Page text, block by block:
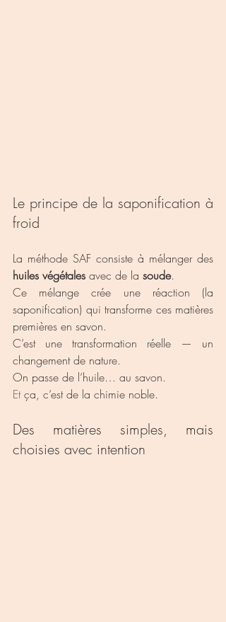
Le principe de la saponification à
froid
huiles végétales avec de la soude.
Ce mélange crée une réaction (la
saponification) qui transforme ces matières
premières en savon.
C’est une transformation réelle — un
changement de nature.
On passe de l’huile… au savon.
Et ça, c’est de la chimie noble.
Des matières simples, mais
choisies avec intention